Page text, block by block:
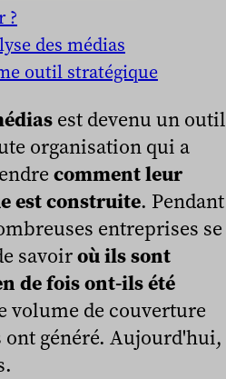
?
des médias
outil stratégique
est devenu un outil
organisation qui a
comment leur
est construite. Pendant
entreprises se
savoiroù ils sont
de fois ont-ils été
volume de couverture
généré. Aujourd'hui,